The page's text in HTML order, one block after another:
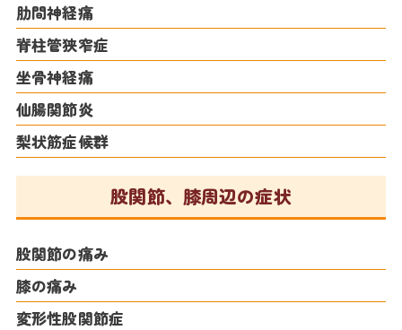
肋間神経痛
脊柱管狭窄症
坐骨神経痛
仙腸関節炎
梨状筋症候群
股関節、膝周辺の症状
股関節の痛み
膝の痛み
変形性股関節症